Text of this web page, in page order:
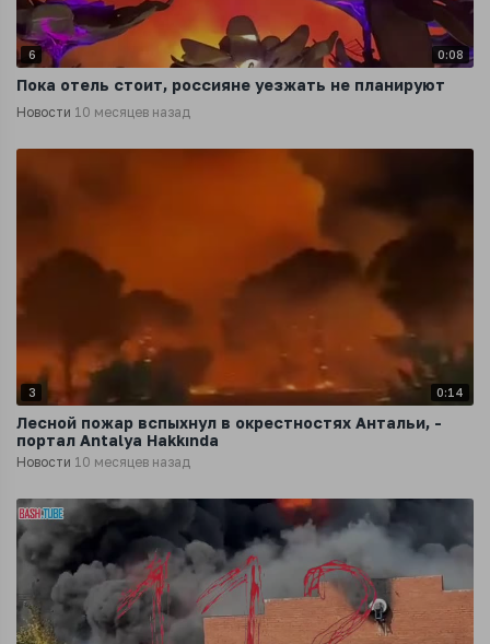
6 0:08
Пока отель стоит, россияне уезжать не планируют
Новости 10 месяцев назад
3 0:14
Лесной пожар вспыхнул в окрестностях Антальи, -
портал Antalya Hakkında
Новости 10 месяцев назад